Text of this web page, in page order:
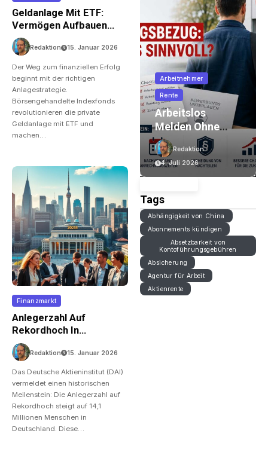
Geldanlage Mit ETF:
Vermögen Aufbauen
Einfach Gemacht
Redaktion 15. Januar 2026
Der Weg zum finanziellen Erfolg
beginnt mit der richtigen
Anlagestrategie.
Börsengehandelte Indexfonds
revolutionieren die private
Geldanlage mit ETF und
machen…
Finanzmarkt
Anlegerzahl Auf
Rekordhoch In
Deutschland 2025
Redaktion 15. Januar 2026
Das Deutsche Aktieninstitut (DAI)
vermeldet einen historischen
Meilenstein: Die Anlegerzahl auf
Rekordhoch steigt auf 14,1
Millionen Menschen in
Deutschland. Diese…
Allgemein
Finanzmarkt
Welche Bank
Passt Zu Mir?
Girokonto,
Online-Banking
Im Vergleich
Arbeitnehmer
Rente
Arbeitslos
Melden Ohne
Leistungsbezug:
Wann Ist Das
Sinnvoll?
Redaktion
4. Juli 2026
Tags
Abhängigkeit von China
Abonnements kündigen
Absetzbarkeit von
Kontoführungsgebühren
Absicherung
Agentur für Arbeit
Aktienrente